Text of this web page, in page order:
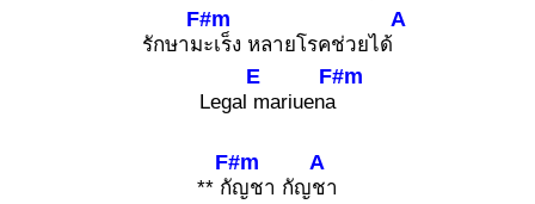
รักษาม
F#m
ะเร็ง หลายโรคช่วยได้
A
Legal
E
mariuena
F#m
** กั
F#m
ญชา กัญ
A
ชา